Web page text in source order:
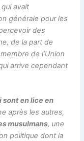
qui avait
générale pour les
des
de la part de
de l’Union
arrive cependant
sont en lice en
après les autres,
musulmans, une
politique dont la